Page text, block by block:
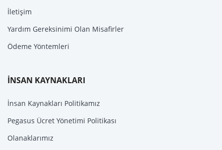
İletişim
Yardım Gereksinimi Olan Misafirler
Ödeme Yöntemleri
İNSAN KAYNAKLARI
İnsan Kaynakları Politikamız
Pegasus Ücret Yönetimi Politikası
Olanaklarımız